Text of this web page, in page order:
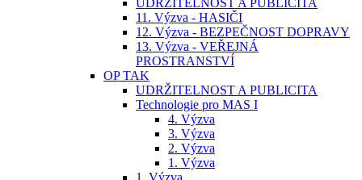
UDRŽITELNOST A PUBLICITA
11. Výzva - HASIČI
12. Výzva - BEZPEČNOST DOPRAVY
13. Výzva - VEŘEJNÁ
PROSTRANSTVÍ
OP TAK
UDRŽITELNOST A PUBLICITA
Technologie pro MAS I
4. Výzva
3. Výzva
2. Výzva
1. Výzva
1. Výzva